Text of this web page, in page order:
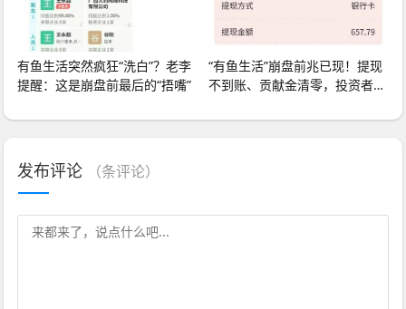
有鱼生活突然疯狂“洗白”？老李
提醒：这是崩盘前最后的“捂嘴”
“有鱼生活”崩盘前兆已现！提现
不到账、贡献金清零，投资者速
发布评论 （条评论）